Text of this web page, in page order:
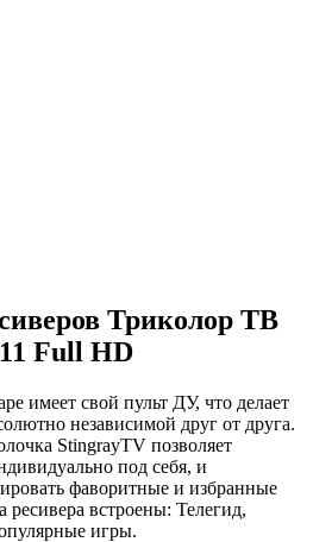
Триколор ТВ
Full HD
имеет свой пульт ДУ, что делает
независимой друг от друга.
StingrayTV позволяет
под себя, и
фаворитные и избранные
ресивера встроены: Телегид,
игры.